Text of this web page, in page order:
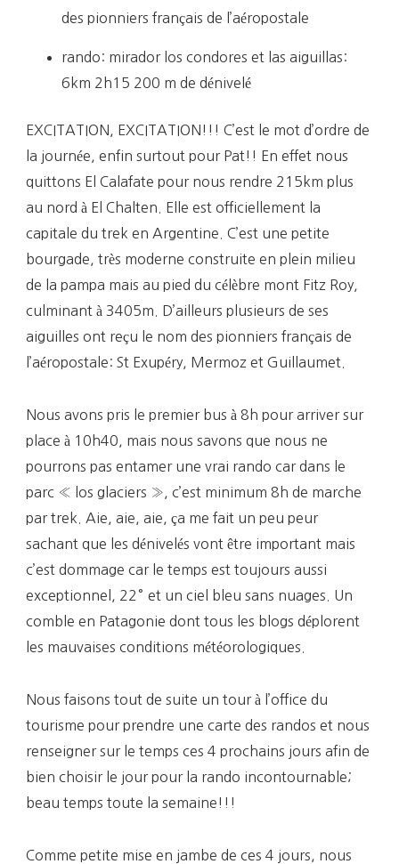
des pionniers français de l’aéropostale
rando: mirador los condores et las aiguillas:
6km 2h15 200 m de dénivelé
EXCITATION, EXCITATION!!! C’est le mot d’ordre de
la journée, enfin surtout pour Pat!! En effet nous
quittons El Calafate pour nous rendre 215km plus
au nord à El Chalten. Elle est officiellement la
capitale du trek en Argentine. C’est une petite
bourgade, très moderne construite en plein milieu
de la pampa mais au pied du célèbre mont Fitz Roy,
culminant à 3405m. D’ailleurs plusieurs de ses
aiguilles ont reçu le nom des pionniers français de
l’aéropostale: St Exupéry, Mermoz et Guillaumet.
Nous avons pris le premier bus à 8h pour arriver sur
place à 10h40, mais nous savons que nous ne
pourrons pas entamer une vrai rando car dans le
parc « los glaciers », c’est minimum 8h de marche
par trek. Aie, aie, aie, ça me fait un peu peur
sachant que les dénivelés vont être important mais
c’est dommage car le temps est toujours aussi
exceptionnel, 22° et un ciel bleu sans nuages. Un
comble en Patagonie dont tous les blogs déplorent
les mauvaises conditions météorologiques.
Nous faisons tout de suite un tour à l’office du
tourisme pour prendre une carte des randos et nous
renseigner sur le temps ces 4 prochains jours afin de
bien choisir le jour pour la rando incontournable;
beau temps toute la semaine!!!
Comme petite mise en jambe de ces 4 jours, nous